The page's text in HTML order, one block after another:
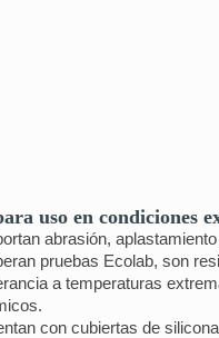
uso en condiciones
abrasión,
pruebas Ecolab, son
a temperaturas
con cubiertas de